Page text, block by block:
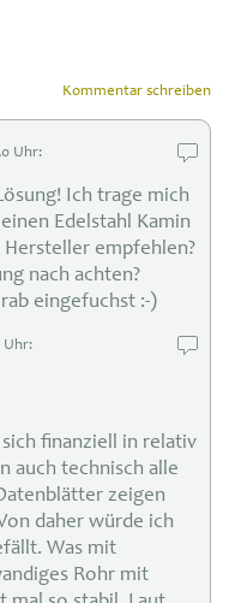
Kommentar schreiben
Uhr:
Ich trage mich
Edelstahl Kamin
empfehlen?
nach achten?
eingefuchst :-)
Uhr:
finanziell in relativ
auch technisch alle
zeigen
daher würde ich
Was mit
Rohr mit